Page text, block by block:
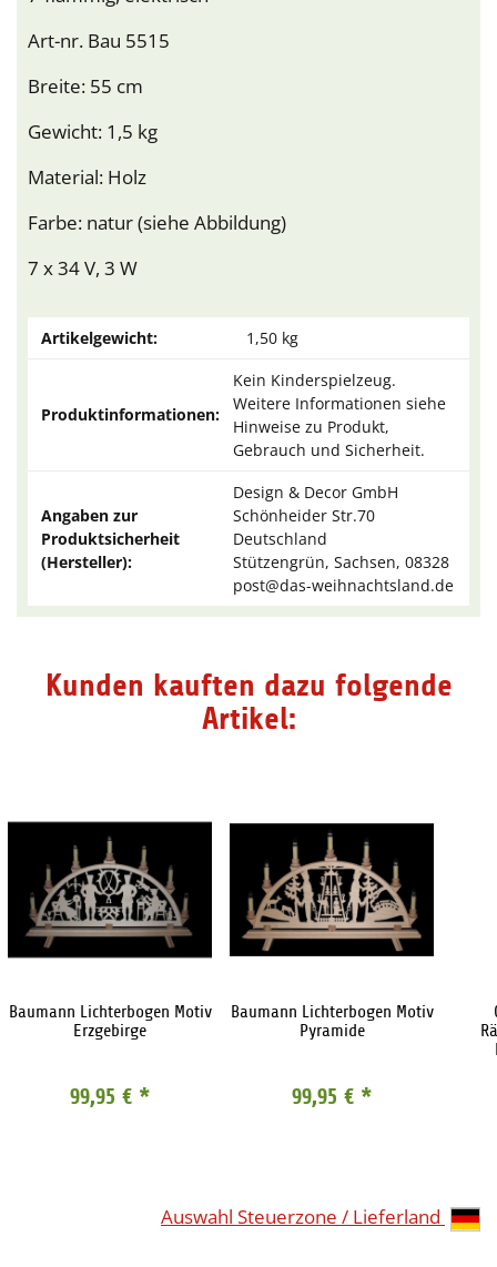
Art-nr. Bau 5515
Breite: 55 cm
Gewicht: 1,5 kg
Material: Holz
Farbe: natur (siehe Abbildung)
7 x 34 V, 3 W
Artikelgewicht: 1,50 kg
Produktinformationen:
Kein Kinderspielzeug.
Weitere Informationen siehe
Hinweise zu Produkt,
Gebrauch und Sicherheit.
Angaben zur
Produktsicherheit
(Hersteller):
Design & Decor GmbH
Schönheider Str.70
Deutschland
Stützengrün, Sachsen, 08328
post@das-weihnachtsland.de
Kunden kauften dazu folgende
Artikel:
Baumann Lichterbogen Motiv
Erzgebirge
99,95 € *
Baumann Lichterbogen Motiv
Pyramide
99,95 € *
Auswahl Steuerzone / Lieferland